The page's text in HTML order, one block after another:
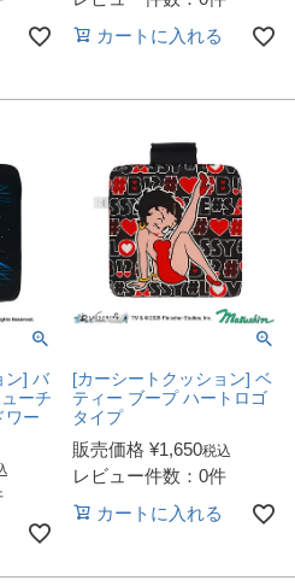
カートに入れる
ン] バ
ーチ
ワー
[カーシートクッション] ベ
ティー ブープ ハートロゴ
タイプ
販売価格 ¥1,650税込
レビュー件数：0件
カートに入れる